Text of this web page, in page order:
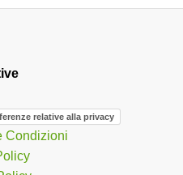
relative alla privacy
Condizioni